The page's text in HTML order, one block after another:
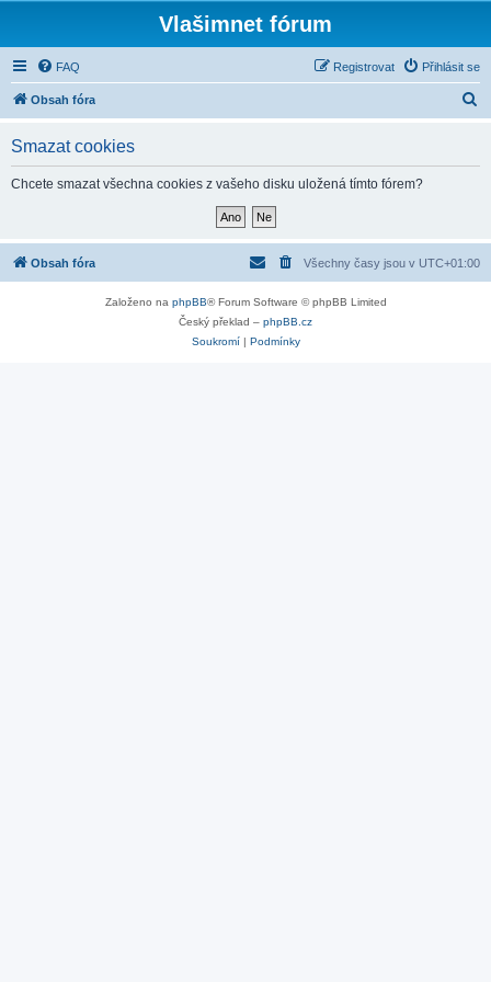
Vlašimnet fórum
FAQ Přihlásit se
Registrovat
Obsah fóra
Smazat cookies
Chcete smazat všechna cookies z vašeho disku uložená tímto fórem?
Obsah fóra Všechny časy jsou v UTC+01:00
Založeno na phpBB® Forum Software © phpBB Limited
Český překlad – phpBB.cz
Soukromí| Podmínky